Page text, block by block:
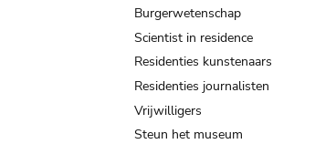
Burgerwetenschap
Scientist in residence
Residenties kunstenaars
Residenties journalisten
Vrijwilligers
Steun het museum